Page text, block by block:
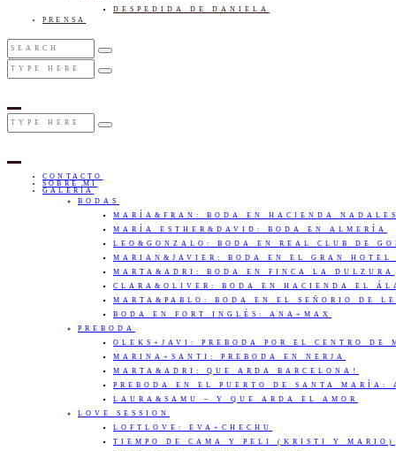
DESPEDIDA DE DANIELA
PRENSA
CONTACTO
SOBRE MI
GALERÍA
BODAS
MARÍA&FRAN: BODA EN HACIENDA NADALES
MARÍA ESTHER&DAVID: BODA EN ALMERÍA
LEO&GONZALO: BODA EN REAL CLUB DE
MARIAN&JAVIER: BODA EN EL GRAN HOTEL
MARTA&ADRI: BODA EN FINCA LA DULZURA
CLARA&OLIVER: BODA EN HACIENDA EL
MARTA&PABLO: BODA EN EL SEÑORIO DE
BODA EN FORT INGLÉS: ANA+MAX
PREBODA
OLEKS+JAVI: PREBODA POR EL CENTRO DE
MARINA+SANTI: PREBODA EN NERJA
MARTA&ADRI: QUE ARDA BARCELONA!
PREBODA EN EL PUERTO DE SANTA MARÍA:
LAURA&SAMU – Y QUE ARDA EL AMOR
LOVE SESSION
LOFTLOVE: EVA+CHECHU
TIEMPO DE CAMA Y PELI (KRISTI Y MARIO)